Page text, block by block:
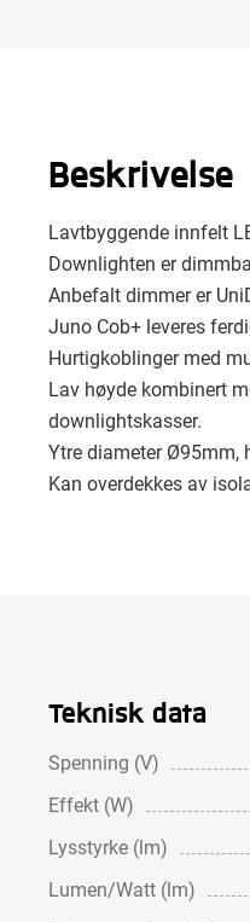
Beskrivelse
Lavtbyggende innfelt
Downlighten er
Anbefalt dimmer er
Juno Cob+ leveres
Hurtigkoblinger med
Lav høyde kombinert
downlightskasser.
Ytre diameter Ø95mm,
Kan overdekkes av
Teknisk data
Spenning (V)
Effekt (W)
Lysstyrke (lm)
Lumen/Watt (lm)